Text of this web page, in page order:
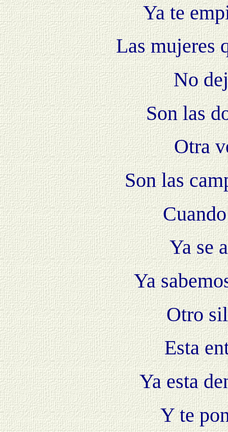
Ya te
Las mujeres
No
Son las
Otra
Son las
Ya se
Ya
Otro
Esta
Ya esta
Y te